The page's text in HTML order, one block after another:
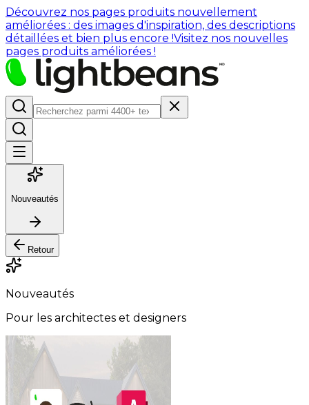
Découvrez nos pages produits nouvellement
améliorées : des images d'inspiration, des descriptions
détaillées et bien plus encore !Visitez nos nouvelles
pages produits améliorées !
Nouveautés
Retour
Nouveautés
Pour les architectes et designers